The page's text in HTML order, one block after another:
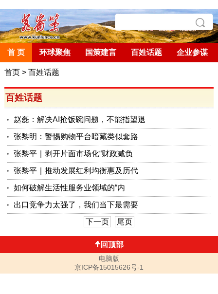
首 页 环球聚焦 国策建言 百姓话题 企业参谋
首页> 百姓话题
百姓话题
赵磊：解决AI抢饭碗问题，不能指望退
张黎明：警惕购物平台暗藏类似套路
张黎平｜剥开片面市场化“财政减负
张黎平｜推动发展红利均衡惠及历代
如何破解生活性服务业领域的“内
出口竞争力太强了，我们当下最需要
下一页 尾页
回顶部
电脑版
京ICP备15015626号-1